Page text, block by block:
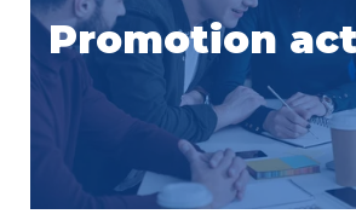
Promotion